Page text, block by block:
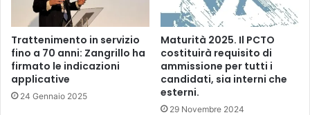
Trattenimento in servizio
fino a 70 anni: Zangrillo ha
firmato le indicazioni
applicative
24 Gennaio 2025
Maturità 2025. Il PCTO
costituirà requisito di
ammissione per tutti i
candidati, sia interni che
esterni.
29 Novembre 2024